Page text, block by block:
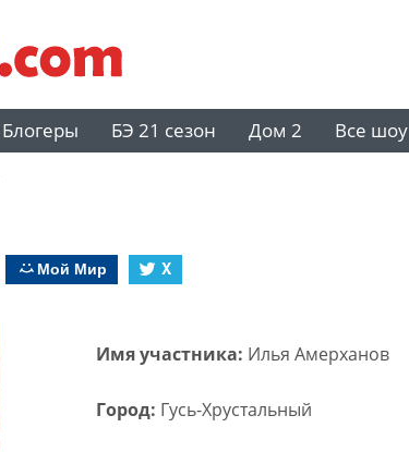
Блогеры БЭ 21 сезон Дом 2 Все шоу
Мой Мир X
Имя участника: Илья Амерханов
Город: Гусь-Хрустальный